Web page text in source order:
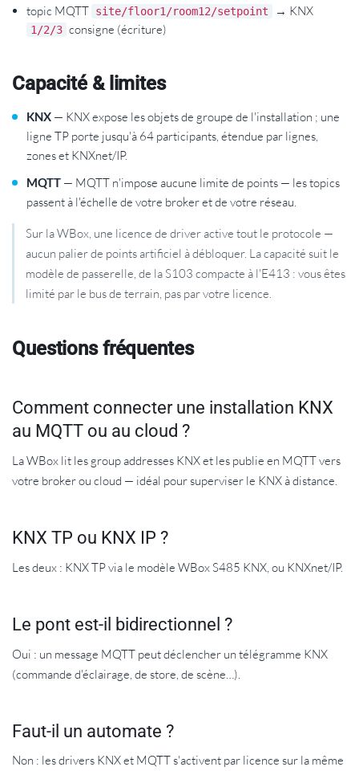
topic MQTT site/floor1/room12/setpoint → KNX
1/2/3 consigne (écriture)
Capacité & limites
KNX — KNX expose les objets de groupe de l'installation ; une
ligne TP porte jusqu'à 64 participants, étendue par lignes,
zones et KNXnet/IP.
MQTT — MQTT n'impose aucune limite de points — les topics
passent à l'échelle de votre broker et de votre réseau.
Sur la WBox, une licence de driver active tout le protocole —
aucun palier de points artificiel à débloquer. La capacité suit le
modèle de passerelle, de la S103 compacte à l'E413 : vous êtes
limité par le bus de terrain, pas par votre licence.
Questions fréquentes
Comment connecter une installation KNX
au MQTT ou au cloud ?
La WBox lit les group addresses KNX et les publie en MQTT vers
votre broker ou cloud — idéal pour superviser le KNX à distance.
KNX TP ou KNX IP ?
Les deux : KNX TP via le modèle WBox S485 KNX, ou KNXnet/IP.
Le pont est-il bidirectionnel ?
Oui : un message MQTT peut déclencher un télégramme KNX
(commande d'éclairage, de store, de scène…).
Faut-il un automate ?
Non : les drivers KNX et MQTT s'activent par licence sur la même